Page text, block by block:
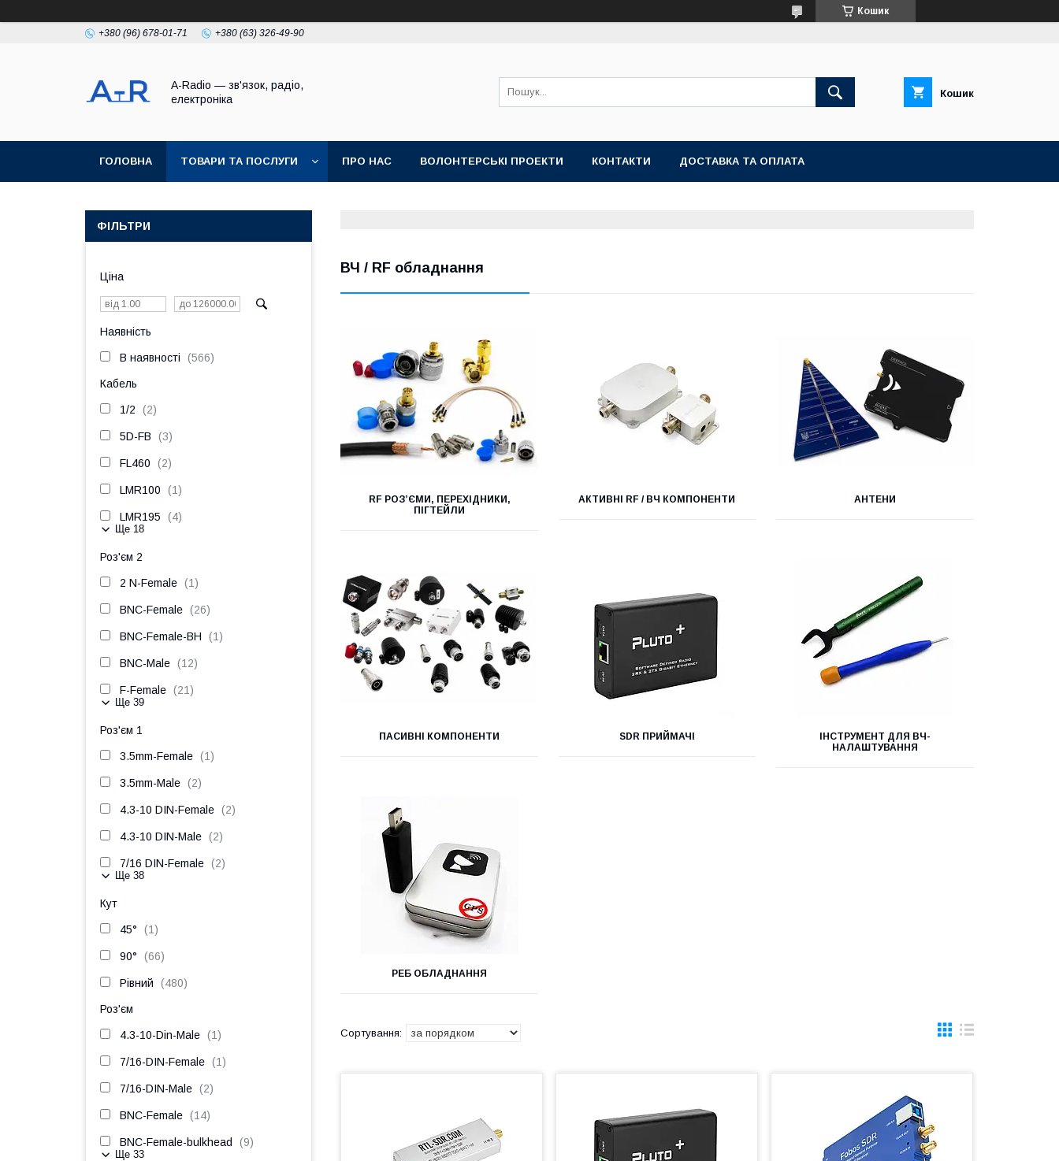
Кошик
+380 (96) 678-01-71 +380 (63) 326-49-90
A-Radio — зв'язок, радіо,
електроніка
Кошик
ГОЛОВНА ТОВАРИ ТА ПОСЛУГИ ПРО НАС ВОЛОНТЕРСЬКІ ПРОЕКТИ КОНТАКТИ ДОСТАВКА ТА ОПЛАТА
ВЧ / RF обладнання
RF РОЗ’ЄМИ, ПЕРЕХІДНИКИ,
ПІГТЕЙЛИ
АКТИВНІ RF / ВЧ КОМПОНЕНТИ АНТЕНИ
ПАСИВНІ КОМПОНЕНТИ SDR ПРИЙМАЧІ
ІНСТРУМЕНТ ДЛЯ ВЧ-
НАЛАШТУВАННЯ
РЕБ ОБЛАДНАННЯ
ФІЛЬТРИ
Ціна
Наявність
В наявності 566
Кабель
1/2 2
5D-FB 3
FL460 2
LMR100 1
LMR195 4
Ще 18
Роз'єм 2
2 N-Female 1
BNC-Female 26
BNC-Female-BH 1
BNC-Male 12
F-Female 21
Ще 39
Роз'єм 1
3.5mm-Female 1
3.5mm-Male 2
4.3-10 DIN-Female 2
4.3-10 DIN-Male 2
7/16 DIN-Female 2
Ще 38
Кут
45° 1
90° 66
Рівний 480
Роз'єм
4.3-10-Din-Male 1
7/16-DIN-Female 1
7/16-DIN-Male 2
BNC-Female 14
BNC-Female-bulkhead 9
Ще 33